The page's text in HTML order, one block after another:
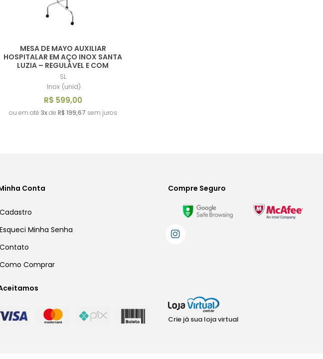
MESA DE MAYO AUXILIAR
HOSPITALAR EM AÇO INOX SANTA
LUZIA – REGULÁVEL E COM
RODÍZIOS
SL
Inox (unid)
R$ 599,00
ou em até 3xde R$ 199,67 sem juros
Conta
Cadastro
Esqueci Minha Senha
Contato
Como Comprar
Compre Seguro
Crie já sua loja virtual